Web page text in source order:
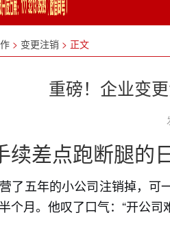
> 变更注销 > 正文
重磅！企业变
续差点跑断腿的
了五年的小公司注销掉，
个月。他叹了口气：“开公司